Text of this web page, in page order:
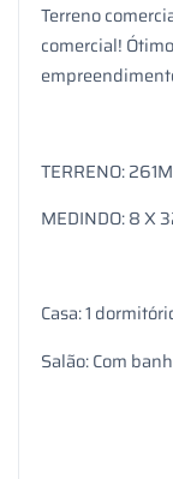
Terreno
comercial!
TERRENO:
MEDINDO: 8 X
Casa: 1
Salão: Com